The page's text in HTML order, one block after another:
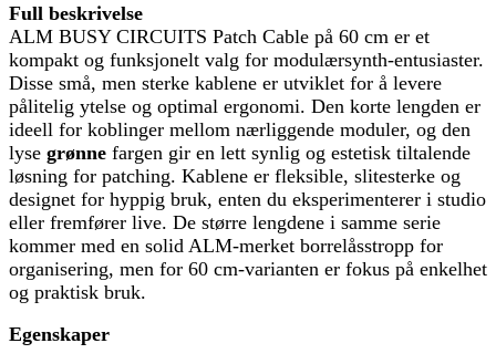
Full beskrivelse
ALM BUSY CIRCUITS Patch Cable på 60 cm er et
kompakt og funksjonelt valg for modulærsynth-entusiaster.
Disse små, men sterke kablene er utviklet for å levere
pålitelig ytelse og optimal ergonomi. Den korte lengden er
ideell for koblinger mellom nærliggende moduler, og den
lyse grønne fargen gir en lett synlig og estetisk tiltalende
løsning for patching. Kablene er fleksible, slitesterke og
designet for hyppig bruk, enten du eksperimenterer i studio
eller fremfører live. De større lengdene i samme serie
kommer med en solid ALM-merket borrelåsstropp for
organisering, men for 60 cm-varianten er fokus på enkelhet
og praktisk bruk.
Egenskaper